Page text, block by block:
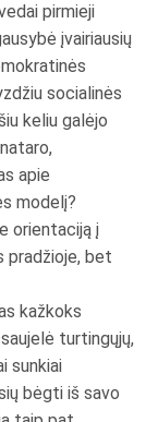
pirmieji
įvairiausių
socialinės
keliu galėjo
apie
modelį?
orientaciją į
pradžioje, bet
kažkoks
turtingųjų,
sunkiai
bėgti iš savo